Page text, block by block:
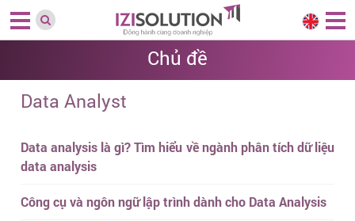
Chủ đề
Data Analyst
Data analysis là gì? Tìm hiểu về ngành phân tích dữ liệu
data analysis
Công cụ và ngôn ngữ lập trình dành cho Data Analysis